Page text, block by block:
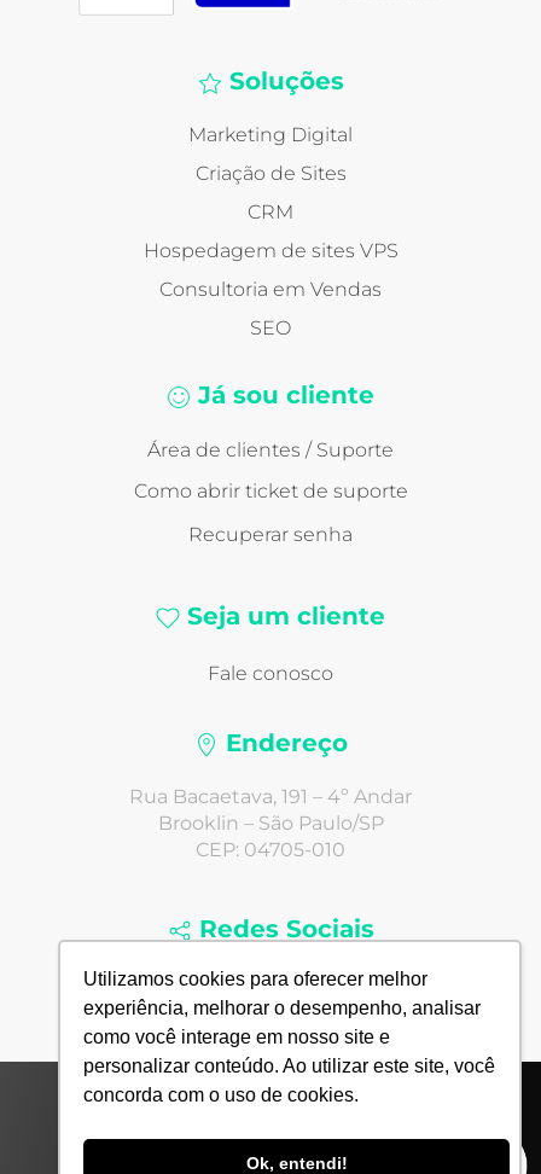
Utilizamos cookies para oferecer melhor
experiência, melhorar o desempenho, analisar
como você interage em nosso site e
personalizar conteúdo. Ao utilizar este site, você
concorda com o uso de cookies.
Ok, entendi!
Soluções
Marketing Digital
Criação de Sites
CRM
Hospedagem de sites VPS
Consultoria em Vendas
SEO
Já sou cliente
Área de clientes / Suporte
Como abrir ticket de suporte
Recuperar senha
Seja um cliente
Fale conosco
Endereço
Rua Bacaetava, 191 – 4º Andar
Brooklin – São Paulo/SP
CEP: 04705-010
Redes Sociais
© 2022 Todos Direitos Reservados - Agência Next4
Comunicação Digital Ltda.
Desde 2005 até hoje.In hoc Signus vinces